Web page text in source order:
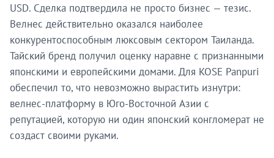
USD. Сделка подтвердила не просто бизнес — тезис.
Велнес действительно оказался наиболее
конкурентоспособным люксовым сектором Таиланда.
Тайский бренд получил оценку наравне с признанными
японскими и европейскими домами. Для KOSE Panpuri
обеспечил то, что невозможно вырастить изнутри:
велнес-платформу в Юго-Восточной Азии с
репутацией, которую ни один японский конгломерат не
создаст своими руками.